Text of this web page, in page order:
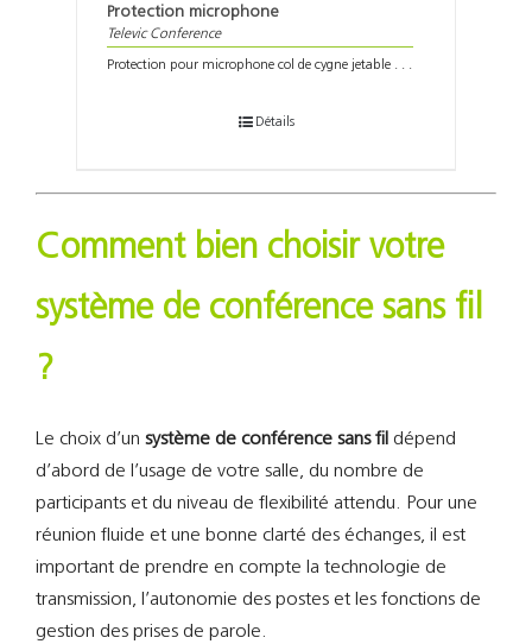
Protection microphone
Televic Conference
Protection pour microphone col de cygne jetable . . .
Détails
Comment bien choisir votre
système de conférence sans fil
?
Le choix d’un système de conférence sans fil dépend
d’abord de l’usage de votre salle, du nombre de
participants et du niveau de flexibilité attendu. Pour une
réunion fluide et une bonne clarté des échanges, il est
important de prendre en compte la technologie de
transmission, l’autonomie des postes et les fonctions de
gestion des prises de parole.